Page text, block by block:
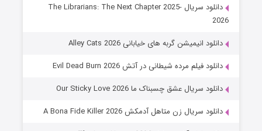
عملیات آپارتمان
قسمت2 (زیرنویس) منتشر شد
دانلود سریال The Librarians: The Next Chapter 2025-
2026
دانلود انیمیشن گربه های خیابانی Alley Cats 2026
دانلود فیلم مرده شیطانی در آتش Evil Dead Burn 2026
دانلود سریال عشق چسبناک ما Our Sticky Love 2026
دانلود سریال زن متاهل آدمکش A Bona Fide Killer 2026